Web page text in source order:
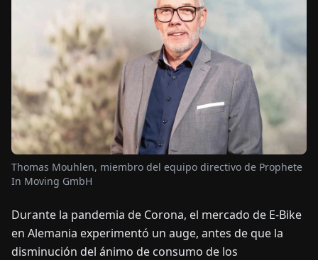
ENDEFRESITNL
CONTÁCTENOS
Thomas Mouhlen, miembro del equipo directivo de Prophete
In Moving GmbH
Durante la pandemia de Corona, el mercado de E-Bike
en Alemania experimentó un auge, antes de que la
disminución del ánimo de consumo de los